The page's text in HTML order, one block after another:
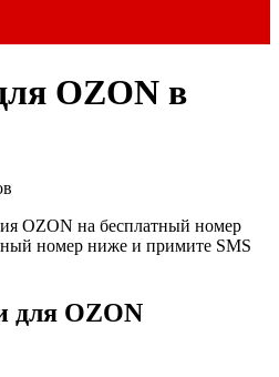
OZON в
OZON на бесплатный номер
номер ниже и примите SMS
для OZON